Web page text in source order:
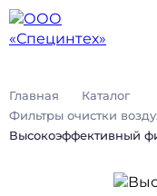
Главная
Каталог
Фильтры очистки
Высокоэффективный